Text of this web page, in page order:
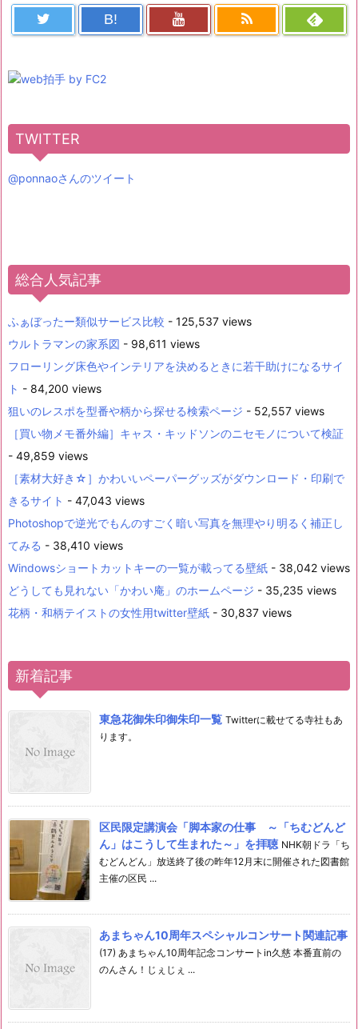
B!
TWITTER
@ponnaoさんのツイート
総合人気記事
ふぁぼったー類似サービス比較 - 125,537 views
ウルトラマンの家系図 - 98,611 views
フローリング床色やインテリアを決めるときに若干助けになるサイ
ト - 84,200 views
狙いのレスポを型番や柄から探せる検索ページ - 52,557 views
［買い物メモ番外編］キャス・キッドソンのニセモノについて検証
- 49,859 views
［素材大好き☆］かわいいペーパーグッズがダウンロード・印刷で
きるサイト - 47,043 views
Photoshopで逆光でもんのすごく暗い写真を無理やり明るく補正し
てみる - 38,410 views
Windowsショートカットキーの一覧が載ってる壁紙 - 38,042 views
どうしても見れない「かわい庵」のホームページ - 35,235 views
花柄・和柄テイストの女性用twitter壁紙 - 30,837 views
新着記事
東急花御朱印御朱印一覧 Twitterに載せてる寺社もあ
ります。
区民限定講演会「脚本家の仕事 ～「ちむどんど
ん」はこうして生まれた～」を拝聴 NHK朝ドラ「ち
むどんどん」放送終了後の昨年12月末に開催された図書館
主催の区民 ...
あまちゃん10周年スペシャルコンサート関連記事
(17) あまちゃん10周年記念コンサートin久慈 本番直前の
のんさん！じぇじぇ ...